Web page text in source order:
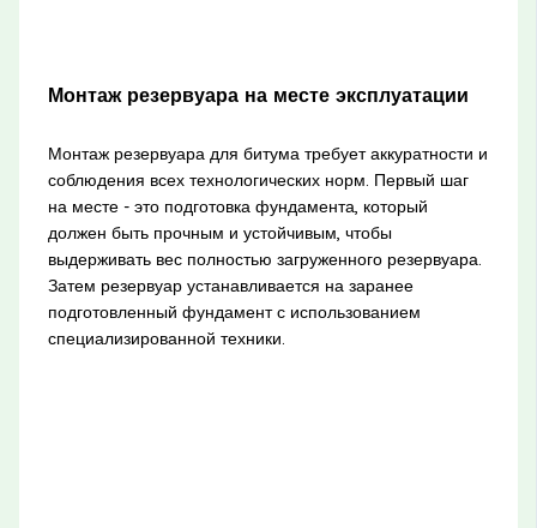
Монтаж резервуара на месте эксплуатации
Монтаж резервуара для битума требует аккуратности и
соблюдения всех технологических норм. Первый шаг
на месте - это подготовка фундамента, который
должен быть прочным и устойчивым, чтобы
выдерживать вес полностью загруженного резервуара.
Затем резервуар устанавливается на заранее
подготовленный фундамент с использованием
специализированной техники.